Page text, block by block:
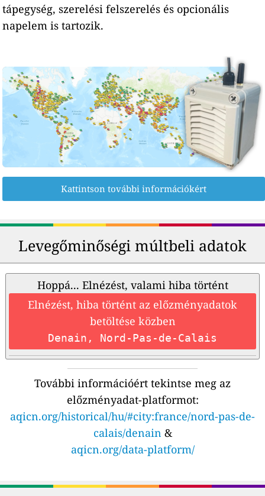
tápegység, szerelési felszerelés és opcionális
napelem is tartozik.
Kattintson további információkért
Levegőminőségi múltbeli adatok
Hoppá... Elnézést, valami hiba történt
Elnézést, hiba történt az előzményadatok
betöltése közben
Denain, Nord-Pas-de-Calais
További információért tekintse meg az
előzményadat-platformot:
aqicn.org/historical/hu/#city:france/nord-pas-de-
calais/denain &
aqicn.org/data-platform/